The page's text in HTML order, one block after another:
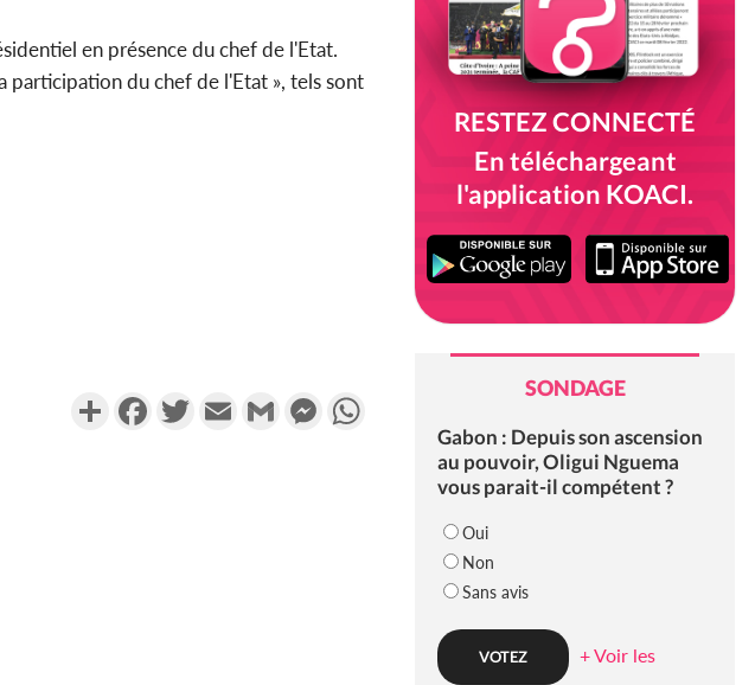
en présence du chef de l'Etat.
participation du chef de l'Etat », tels sont
PartagerFacebookTwitterEmail Gmail Messenger
RESTEZ CONNECTÉ
En téléchargeant
l'application KOACI.
SONDAGE
Gabon : Depuis son ascension
au pouvoir, Oligui Nguema
vous parait-il compétent ?
Oui
Non
Sans avis
+ Voir les